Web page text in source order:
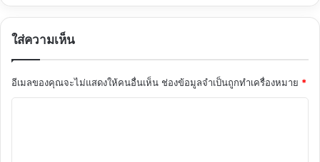
ใส่ความเห็น
อีเมลของคุณจะไม่แสดงให้คนอื่นเห็น ช่องข้อมูลจำเป็นถูกทำเครื่องหมาย *